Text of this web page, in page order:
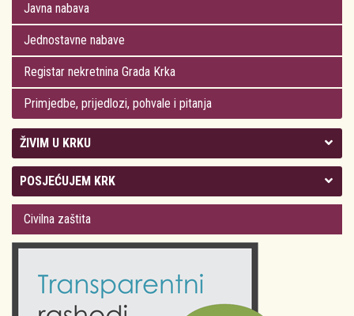
Javna nabava
Jednostavne nabave
Registar nekretnina Grada Krka
Primjedbe, prijedlozi, pohvale i pitanja
ŽIVIM U KRKU
Kolegij gradonačelnika
Gradsko vijeće
Odluke Grada Krka (Službene novine PGŽ)
POSJEĆUJEM KRK
Plan Grada Krka
Krk 360° VR panorama
Krk uživo
Fotogalerije
Civilna zaštita